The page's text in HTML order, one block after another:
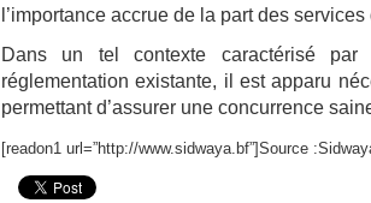
l’importance accrue de la part des
Dans un tel contexte caractérisé
réglementation existante, il est apparu
permettant d’assurer une concurrence
[readon1 url=”http://www.sidwaya.bf”]Source